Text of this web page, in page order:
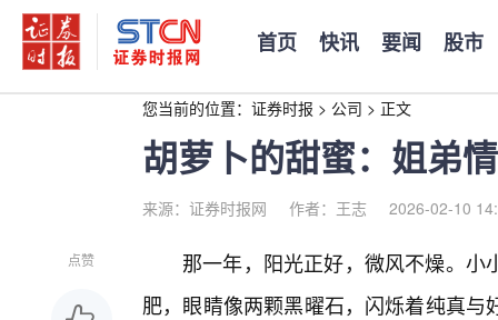
首页 快讯 要闻 股市
您当前的位置： 证券时报 > 公司 > 正文
胡萝卜的甜蜜：姐弟
来源：证券时报网 作者：王志 2026-02-10
点赞
那一年，阳光正好，微风不燥。
肥，眼睛像两颗黑曜石，闪烁着纯真